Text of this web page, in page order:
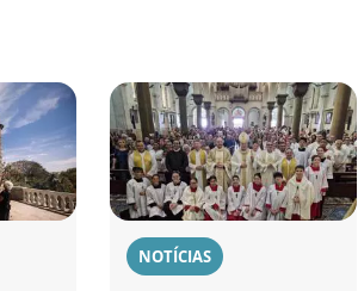
NOTÍCIAS